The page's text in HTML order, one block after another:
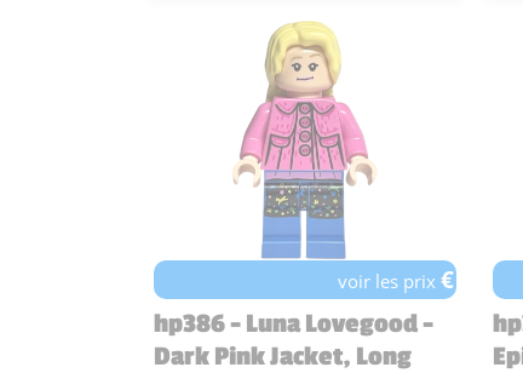
voir les prix€
hp386 - Luna Lovegood -
Dark Pink Jacket, Long